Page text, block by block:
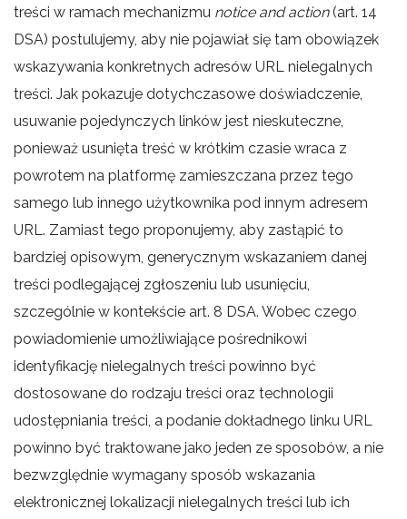
treści w ramach mechanizmu notice and action(art. 14
DSA) postulujemy, aby nie pojawiał się tam obowiązek
wskazywania konkretnych adresów URL nielegalnych
treści. Jak pokazuje dotychczasowe doświadczenie,
usuwanie pojedynczych linków jest nieskuteczne,
ponieważ usunięta treść w krótkim czasie wraca z
powrotem na platformę zamieszczana przez tego
samego lub innego użytkownika pod innym adresem
URL. Zamiast tego proponujemy, aby zastąpić to
bardziej opisowym, generycznym wskazaniem danej
treści podlegającej zgłoszeniu lub usunięciu,
szczególnie w kontekście art. 8 DSA. Wobec czego
powiadomienie umożliwiające pośrednikowi
identyfikację nielegalnych treści powinno być
dostosowane do rodzaju treści oraz technologii
udostępniania treści, a podanie dokładnego linku URL
powinno być traktowane jako jeden ze sposobów, a nie
bezwzględnie wymagany sposób wskazania
elektronicznej lokalizacji nielegalnych treści lub ich